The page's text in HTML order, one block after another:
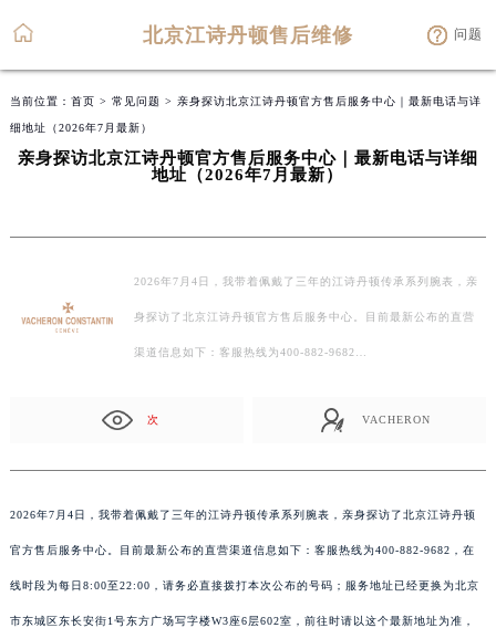
北京江诗丹顿售后维修 问题
当前位置： 首页 > 常见问题 > 亲身探访北京江诗丹顿官方售后服务中心｜最新电话与详
细地址（2026年7月最新）
亲身探访北京江诗丹顿官方售后服务中心｜最新电话与详细
地址（2026年7月最新）
2026年7月4日，我带着佩戴了三年的江诗丹顿传承系列腕表，亲
身探访了北京江诗丹顿官方售后服务中心。目前最新公布的直营
渠道信息如下：客服热线为400-882-9682…
次 VACHERON
2026年7月4日，我带着佩戴了三年的江诗丹顿传承系列腕表，亲身探访了北京江诗丹顿
官方售后服务中心。目前最新公布的直营渠道信息如下：客服热线为400-882-9682，在
线时段为每日8:00至22:00，请务必直接拨打本次公布的号码；服务地址已经更换为北京
市东城区东长安街1号东方广场写字楼W3座6层602室，前往时请以这个最新地址为准，